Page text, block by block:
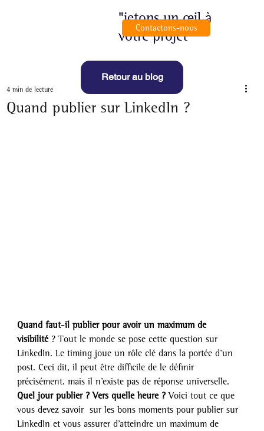
"jetons un œil à
votre projet"
Contactons-nous
Quand publier sur LinkedIn ?
4 min de lecture
Quand faut-il publier pour avoir un maximum de
visibilité ? Tout le monde se pose cette question sur
LinkedIn. Le timing joue un rôle clé dans la portée d’un
post. Ceci dit, il peut être difficile de le définir
précisément. mais il n’existe pas de réponse universelle.
Quel jour publier ? Vers quelle heure ? Voici tout ce que
vous devez savoir  sur les bons moments pour publier sur
LinkedIn et vous assurer d’atteindre un maximum de
Retour au blog